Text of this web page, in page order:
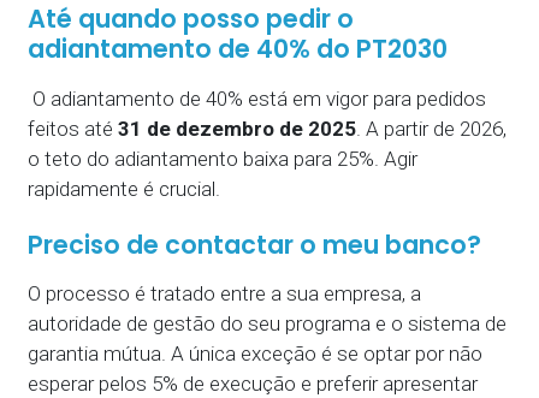
Até quando posso pedir o
adiantamento de 40% do PT2030
O adiantamento de 40% está em vigor para pedidos
feitos até31 de dezembro de 2025 . A partir de 2026,
o teto do adiantamento baixa para 25%. Agir
rapidamente é crucial.
Preciso de contactar o meu banco?
O processo é tratado entre a sua empresa, a
autoridade de gestão do seu programa e o sistema de
garantia mútua. A única exceção é se optar por não
esperar pelos 5% de execução e preferir apresentar